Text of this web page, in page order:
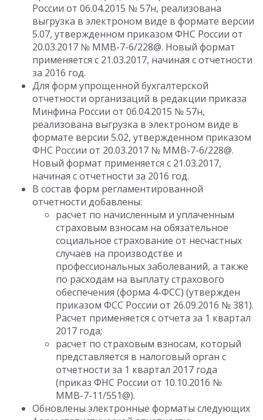
России от 06.04.2015 № 57н, реализована
выгрузка в электроном виде в формате версии
5.07, утвержденном приказом ФНС России от
20.03.2017 № ММВ-7-6/228@. Новый формат
применяется с 21.03.2017, начиная с отчетности
за 2016 год.
Для форм упрощенной бухгалтерской
отчетности организаций в редакции приказа
Минфина России от 06.04.2015 № 57н,
реализована выгрузка в электроном виде в
формате версии 5.02, утвержденном приказом
ФНС России от 20.03.2017 № ММВ-7-6/228@.
Новый формат применяется с 21.03.2017,
начиная с отчетности за 2016 год.
В состав форм регламентированной
отчетности добавлены:
расчет по начисленным и уплаченным
страховым взносам на обязательное
социальное страхование от несчастных
случаев на производстве и
профессиональных заболеваний, а также
по расходам на выплату страхового
обеспечения (форма 4-ФСС) (утвержден
приказом ФСС России от 26.09.2016 № 381).
Расчет применяется с отчета за 1 квартал
2017 года;
расчет по страховым взносам, который
представляется в налоговый орган с
отчетности за 1 квартал 2017 года
(приказ ФНС России от 10.10.2016 №
ММВ-7-11/551@).
Обновлены электронные форматы следующих